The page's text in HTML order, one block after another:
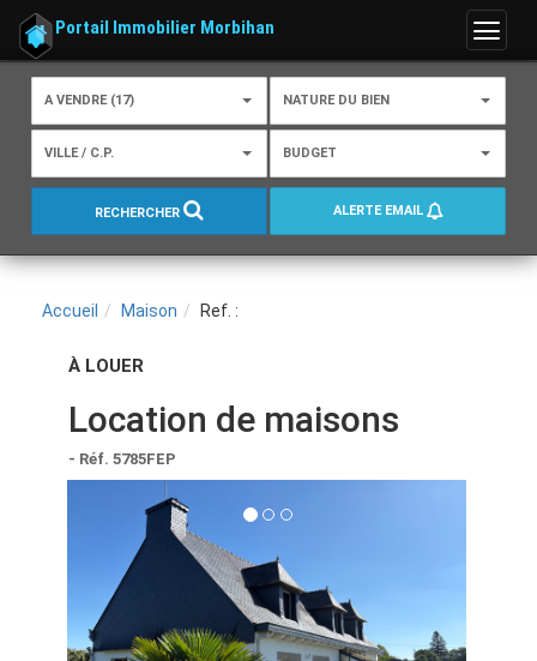
Menu
Portail Immobilier Morbihan
A VENDRE (17) NATURE DU BIEN
VILLE / C.P. BUDGET
RECHERCHER ALERTE EMAIL
Accueil Maison Ref. :
À LOUER
Location de maisons
- Réf. 5785FEP